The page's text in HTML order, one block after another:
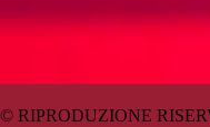
© RIPRODUZIONE